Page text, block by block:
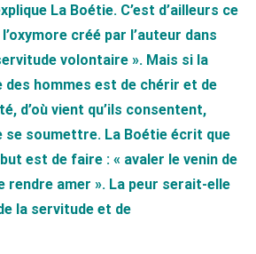
La Boétie. C’est d’ailleurs ce
créé par l’auteur dans
volontaire ». Mais si la
hommes est de chérir et de
d’où vient qu’ils consentent,
se soumettre. La Boétie écrit que
est de faire : « avaler le venin de
rendre amer ». La peur serait-elle
la servitude et de